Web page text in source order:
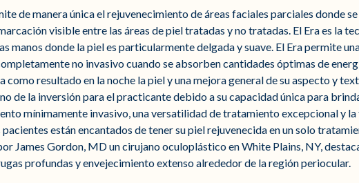
de manera única el rejuvenecimiento de áreas faciales parciales donde
visible entre las áreas de piel tratadas y no tratadas. El Era es la
manos donde la piel es particularmente delgada y suave. El Era permite
no invasivo cuando se absorben cantidades óptimas de
como resultado en la noche la piel y una mejora general de su aspecto y
de la inversión para el practicante debido a su capacidad única para
mínimamente invasivo, una versatilidad de tratamiento excepcional y
están encantados de tener su piel rejuvenecida en un solo
James Gordon, MD un cirujano oculoplástico en White Plains, NY,
profundas y envejecimiento extenso alrededor de la región periocular.